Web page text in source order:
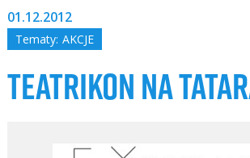
01.12.2012
Tematy: AKCJE
TEATRIKON NA